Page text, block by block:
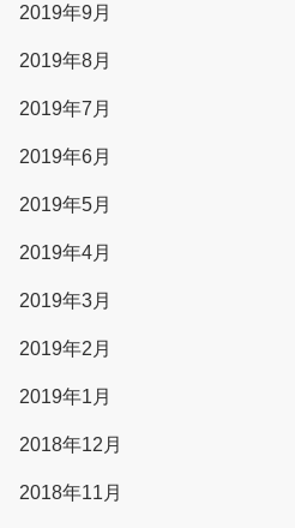
2019年9月
2019年8月
2019年7月
2019年6月
2019年5月
2019年4月
2019年3月
2019年2月
2019年1月
2018年12月
2018年11月